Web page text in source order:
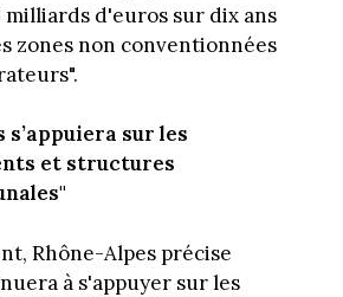
milliards d'euros sur dix ans
zones non conventionnées
s’appuiera sur les
et structures
Rhône-Alpes précise
à s'appuyer sur les